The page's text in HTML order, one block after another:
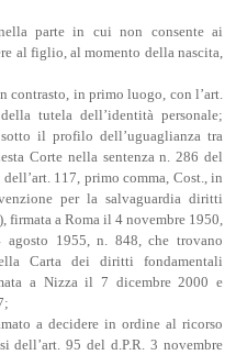
parte in cui non consente ai
al figlio, al momento della nascita,
contrasto, in primo luogo, con l’art.
tutela dell’identità personale;
il profilo dell’uguaglianza tra
Corte nella sentenza n. 286 del
117, primo comma, Cost., in
per la salvaguardia diritti
firmata a Roma il 4 novembre 1950,
agosto 1955, n. 848, che trovano
Carta dei diritti fondamentali
a Nizza il 7 dicembre 2000 e
a decidere in ordine al ricorso
dell’art. 95 del d.P.R. 3 novembre